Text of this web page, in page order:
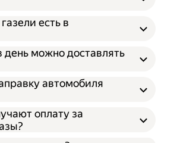
есть в
день можно доставлять
автомобиля
оплату за